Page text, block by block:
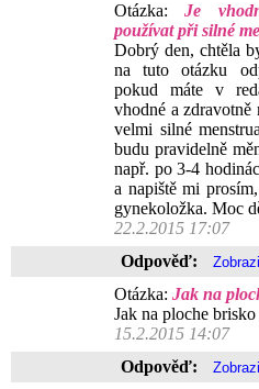
Otázka:Je
používat při silné
Dobrý den, chtěla
na tuto otázku
pokud máte v
vhodné a zdravotně
velmi silné
budu pravidelně
např. po 3-4
a napiště mi
gynekoložka. Moc
22.2.2015 17:07
Odpověď:
Otázka: Jak na
Jak na ploche
15.2.2015 14:07
Odpověď: